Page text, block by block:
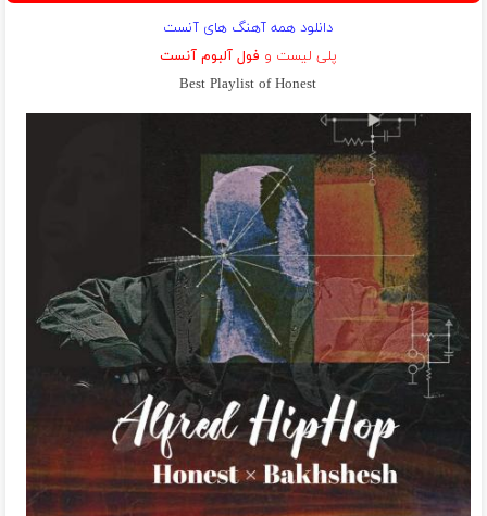
دانلود همه آهنگ های آنست
پلی لیست و فول آلبوم آنست
Best Playlist of Honest